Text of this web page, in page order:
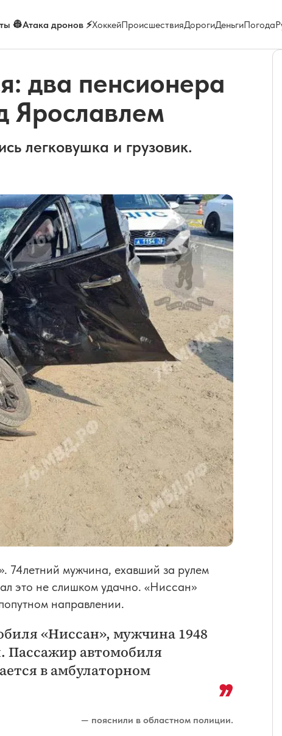
👷Атака дронов ⚡ХоккейПроисшествияДорогиДеньгиПогода
два пенсионера
Ярославлем
легковушка и грузовик.
74летний мужчина, ехавший за рулем
это не слишком удачно. «Ниссан»
направлении.
«Ниссан», мужчина 1948
Пассажир автомобиля
в амбулаторном
— пояснили в областном полиции.